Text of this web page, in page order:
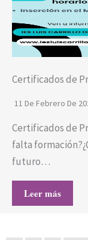
Certificados de
11 De Febrero De
Certificados de
falta
futuro…
Leer más